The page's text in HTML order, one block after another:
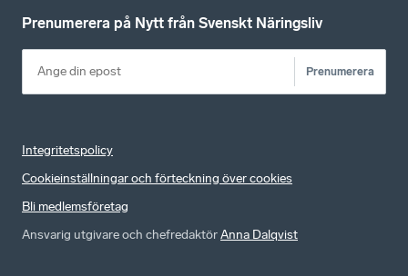
Prenumerera på Nytt från Svenskt Näringsliv
Prenumerera
Integritetspolicy
Cookieinställningar och förteckning över cookies
Bli medlemsföretag
Ansvarig utgivare och chefredaktörAnna Dalqvist